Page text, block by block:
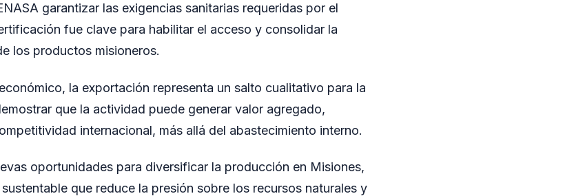
garantizar las exigencias sanitarias requeridas por el
fue clave para habilitar el acceso y consolidar la
los productos misioneros.
la exportación representa un salto cualitativo para la
que la actividad puede generar valor agregado,
internacional, más allá del abastecimiento interno.
oportunidades para diversificar la producción en Misiones,
que reduce la presión sobre los recursos naturales y